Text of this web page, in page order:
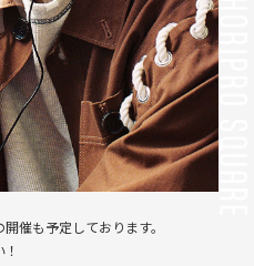
催も予定しております。